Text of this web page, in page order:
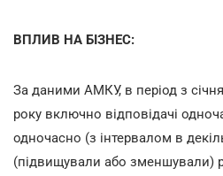
ВПЛИВ НА БІЗНЕС:
За даними АМКУ, в період з
року включно відповідачі
одночасно (з інтервалом в
(підвищували або зменшували)